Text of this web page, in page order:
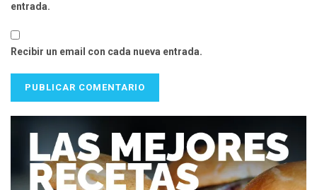
entrada.
Recibir un email con cada nueva entrada.